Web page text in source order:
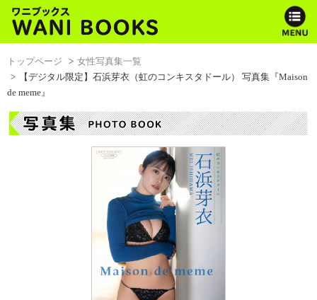
トップページ
女性写真集一覧
【デジタル限定】石浜芽衣（虹のコンキスタドール） 写真集『Maison
de meme』